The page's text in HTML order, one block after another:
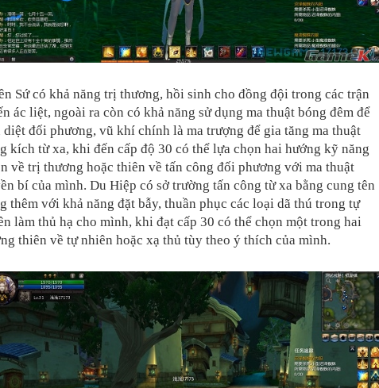
Sứ có khả năng trị thương, hồi sinh cho đồng đội trong các trận
ác liệt, ngoài ra còn có khả năng sử dụng ma thuật bóng đêm để
diệt đối phương, vũ khí chính là ma trượng để gia tăng ma thuật
kích từ xa, khi đến cấp độ 30 có thể lựa chọn hai hướng kỹ năng
về trị thương hoặc thiên về tấn công đối phương với ma thuật
bí của mình. Du Hiệp có sở trường tấn công từ xa bằng cung tên
thêm với khả năng đặt bẫy, thuần phục các loại dã thú trong tự
làm thủ hạ cho mình, khi đạt cấp 30 có thể chọn một trong hai
thiên về tự nhiên hoặc xạ thủ tùy theo ý thích của mình.